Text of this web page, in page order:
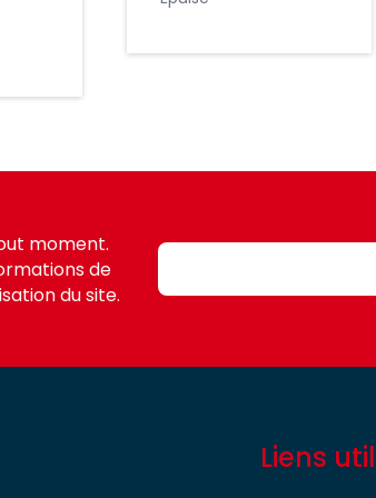
moment.
de
du site.
Liens